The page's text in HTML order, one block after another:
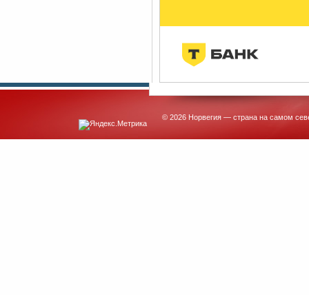
© 2026 Норвегия — страна на самом